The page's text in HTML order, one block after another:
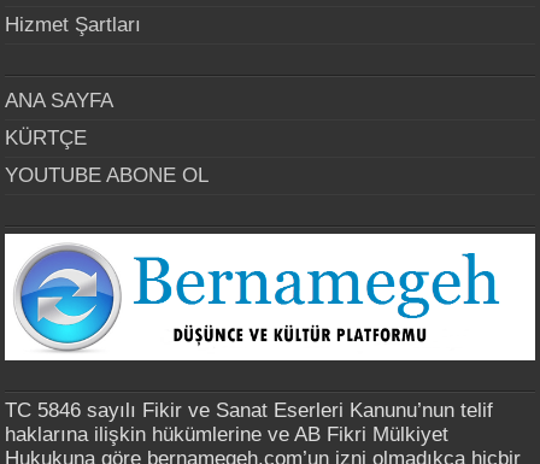
Hizmet Şartları
ANA SAYFA
KÜRTÇE
YOUTUBE ABONE OL
TC 5846 sayılı Fikir ve Sanat Eserleri Kanunu’nun telif
haklarına ilişkin hükümlerine ve AB Fikri Mülkiyet
Hukukuna göre bernamegeh.com’un izni olmadıkça hiçbir